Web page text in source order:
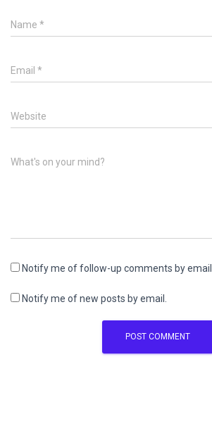
Name *
Email *
Website
What's on your mind?
Notify me of follow-up comments by email.
Notify me of new posts by email.